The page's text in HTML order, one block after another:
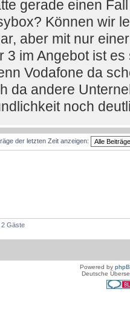
gerade einen
Können wir
aber mit nur
3 im Angebot ist
Vodafone da
da andere
noch
der letzten Zeit anzeigen:
2 Gäste
Powered by
Deutsche